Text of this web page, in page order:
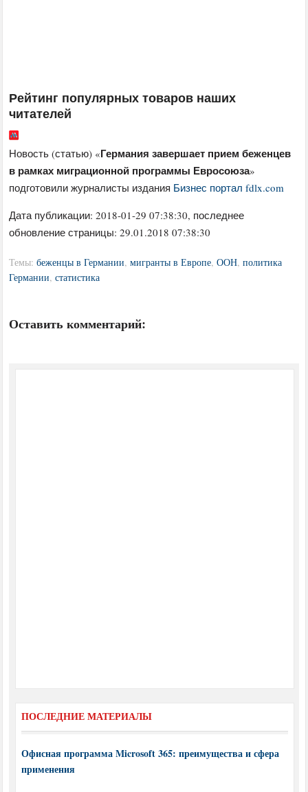
Рейтинг популярных товаров наших
читателей
Новость (статью) «Германия завершает прием беженцев
в рамках миграционной программы Евросоюза»
подготовили журналисты издания Бизнес портал fdlx.com
Дата публикации:2018-01-29 07:38:30, последнее
обновление страницы: 29.01.2018 07:38:30
Темы:беженцы в Германии,мигранты в Европе,ООН,политика
Германии,статистика
Оставить комментарий:
ПОСЛЕДНИЕ МАТЕРИАЛЫ
Офисная программа Microsoft 365: преимущества и сфера
применения